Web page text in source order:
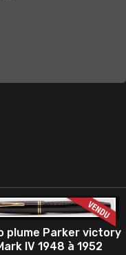
plume Parker victory
IV 1948 à 1952